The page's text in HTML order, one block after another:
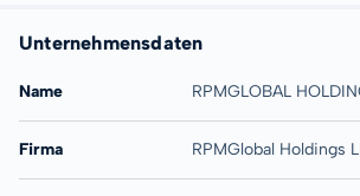
Unternehmensdaten
Name RPMGLOBAL
Firma RPMGlobal Holdings